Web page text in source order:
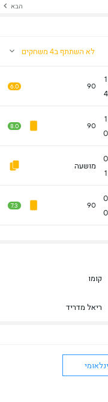
הבא
לא השתתף ב4 משחקים
1
4
90
6.0
1
0
90
8.0
0
1
מושעה
0
0
90
7.3
קומו
ריאל מדריד